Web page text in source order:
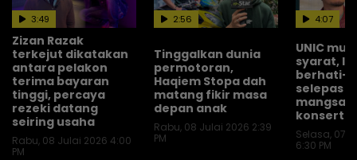
Zizan Razak
terkejut dikatakan
antara pelakon
terima bayaran
tinggi, percaya
rezeki datang
seiring usaha
Rabu, 08 Julai 2026 4:00
PM
3:49
Tinggalkan dunia
permotoran,
Haqiem Stopa dah
matang fikir masa
depan anak
Rabu, 08 Julai 2026 2:39
PM
2:56
UNIC
syarat,
berhati-
selepas
mangsa
konsert
Selasa, 07
6:30 PM
4:07